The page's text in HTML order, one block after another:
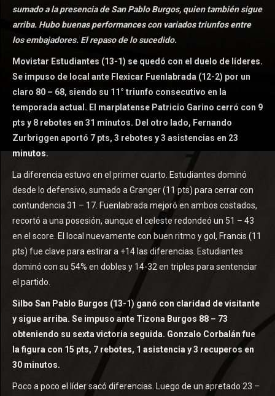
sumado a la presencia de San Pablo Burgos, quien también sigue
arriba. Hubo buenas performances con variados triunfos entre
los embajadores. El repaso de lo sucedido.
Movistar Estudiantes (13-1) se quedó con el duelo de líderes.
Se impuso de local ante Flexicar Fuenlabrada (12-2) por un
claro 80 – 68, siendo su 11° triunfo consecutivo en la
temporada actual. El marplatense Patricio Garino cerró con 9
pts y 8 rebotes en 31 minutos. Del otro lado, Fernando
Zurbriggen aportó 7 pts, 3 rebotes y 3 asistencias en 23
minutos.
La diferencia estuvo en el primer cuarto. Estudiantes dominó
desde lo defensivo, sumado a Granger (11 pts) para cerrar con
contundencia 31 – 17. Fuenlabrada mejoró en ambos costados,
recortó a una posesión, aunque el celeste redondeó un 51 – 43
en el score. El local nuevamente con buen ritmo y gol, Francis (11
pts) fue clave para estirar a +14 las diferencias. Estudiantes
dominó con su 54% en dobles y 14-32 en triples para sentenciar
el partido.
Silbo San Pablo Burgos (13-1) ganó con claridad de visitante
y sigue arriba. Se impuso ante Tizona Burgos 88 – 73
obteniendo su sexta victoria seguida. Gonzalo Corbalán fue
la figura con 15 pts, 7 rebotes, 1 asistencia y 3 recuperos en
30 minutos.
Poco a poco el líder sacó diferencias. Luego de un apretado 23 –